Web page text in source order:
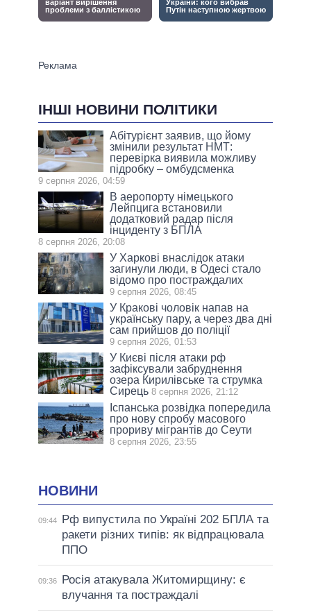
ІНШІ НОВИНИ ПОЛІТИКИ
Абітурієнт заявив, що йому
змінили результат НМТ:
перевірка виявила можливу
підробку – омбудсменка
9 серпня 2026, 04:59
В аеропорту німецького
Лейпцига встановили
додатковий радар після
інциденту з БПЛА
8 серпня 2026, 20:08
У Харкові внаслідок атаки
загинули люди, в Одесі стало
відомо про постраждалих
9 серпня 2026, 08:45
У Кракові чоловік напав на
українську пару, а через два дні
сам прийшов до поліції
9 серпня 2026, 01:53
У Києві після атаки рф
зафіксували забруднення
озера Кирилівське та струмка
Сирець 8 серпня 2026, 21:12
Іспанська розвідка попередила
про нову спробу масового
прориву мігрантів до Сеути
8 серпня 2026, 23:55
НОВИНИ
09:44
Рф випустила по Україні 202 БПЛА та
ракети різних типів: як відпрацювала
ППО
09:36
Росія атакувала Житомирщину: є
влучання та постраждалі